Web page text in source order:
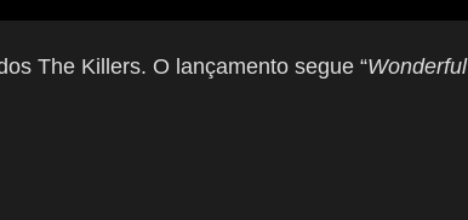
The Killers. O lançamento segue “Wonderful